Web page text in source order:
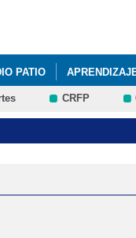
PATIO
CRFP